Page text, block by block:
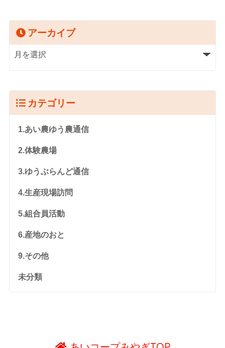
アーカイブ
カテゴリー
1.あい農ゆう農通信
2.体験農場
3.ゆうぶらんど通信
4.生産現場訪問
5.組合員活動
6.産地のおと
9.その他
未分類